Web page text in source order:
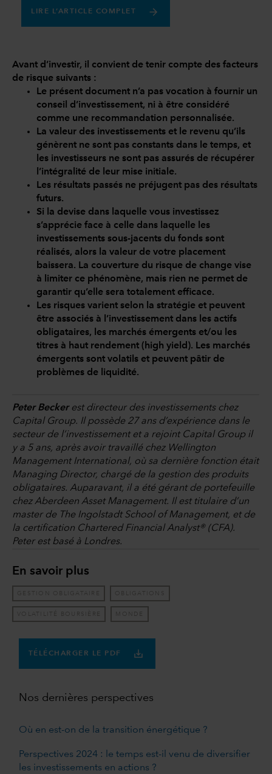
LIRE L’ARTICLE COMPLET
Avant d’investir, il convient de tenir compte des facteurs
de risque suivants :
Le présent document n’a pas vocation à fournir un
conseil d’investissement, ni à être considéré
comme une recommandation personnalisée.
La valeur des investissements et le revenu qu’ils
génèrent ne sont pas constants dans le temps, et
les investisseurs ne sont pas assurés de récupérer
l’intégralité de leur mise initiale.
Les résultats passés ne préjugent pas des résultats
futurs.
Si la devise dans laquelle vous investissez
s’apprécie face à celle dans laquelle les
investissements sous-jacents du fonds sont
réalisés, alors la valeur de votre placement
baissera. La couverture du risque de change vise
à limiter ce phénomène, mais rien ne permet de
garantir qu’elle sera totalement efficace.
Les risques varient selon la stratégie et peuvent
être associés à l’investissement dans les actifs
obligataires, les marchés émergents et/ou les
titres à haut rendement (high yield). Les marchés
émergents sont volatils et peuvent pâtir de
problèmes de liquidité.
Peter Beckerest directeur des investissements chez
Capital Group. Il possède 27 ans d’expérience dans le
secteur de l’investissement et a rejoint Capital Group il
y a 5 ans, après avoir travaillé chez Wellington
Management International, où sa dernière fonction était
Managing Director, chargé de la gestion des produits
obligataires. Auparavant, il a été gérant de portefeuille
chez Aberdeen Asset Management. Il est titulaire d’un
master de The Ingolstadt School of Management, et de
la certification Chartered Financial Analyst® (CFA).
Peter est basé à Londres.
En savoir plus
GESTION OBLIGATAIRE OBLIGATIONS
VOLATILITÉ BOURSIÈRE MONDE
TÉLÉCHARGER LE PDF
Nos dernières perspectives
Où en est-on de la transition énergétique ?
Perspectives 2024 : le temps est-il venu de diversifier
les investissements en actions ?